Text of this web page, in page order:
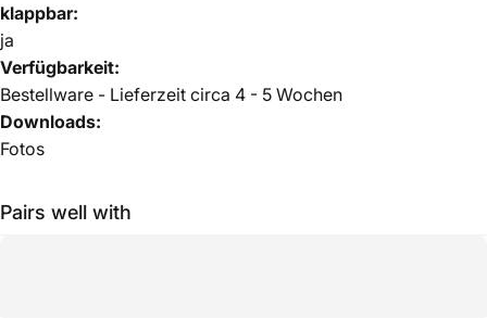
klappbar:
ja
Verfügbarkeit:
Bestellware - Lieferzeit circa 4 - 5 Wochen
Downloads:
Fotos
Pairs well with